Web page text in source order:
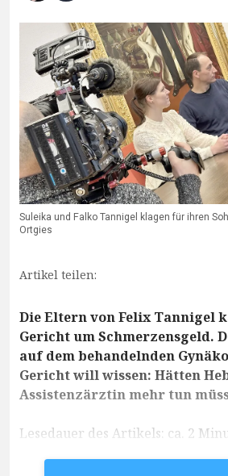
Suleika und Falko Tannigel klagen für ihren
Ortgies
Artikel teilen:
Die Eltern von Felix Tannigel
Gericht um Schmerzensgeld.
auf dem behandelnden
Gericht will wissen: Hätten
Assistenzärztin mehr tun
Lesedauer des Artikels: ca. 2